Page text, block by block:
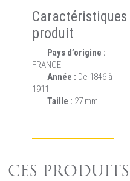
Caractéristiques
produit
Pays d’origine :
FRANCE
Année : De 1846 à
1911
Taille : 27 mm
CES